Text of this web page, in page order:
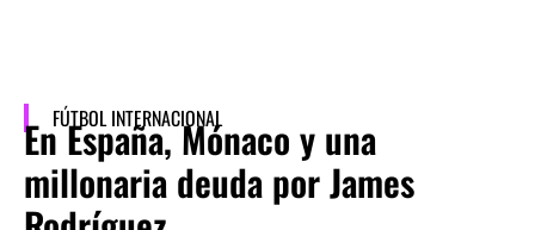
FÚTBOL INTERNACIONAL
En España, Mónaco y una
millonaria deuda por James